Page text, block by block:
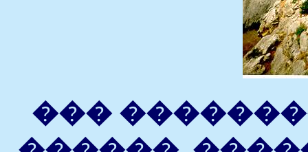
���